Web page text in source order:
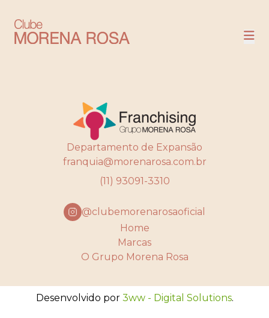
COMPRE
Departamento de Expansão
franquia@morenarosa.com.br
(11) 93091-3310
@clubemorenarosaoficial
Home
Marcas
O Grupo Morena Rosa
Desenvolvido por 3ww - Digital Solutions.